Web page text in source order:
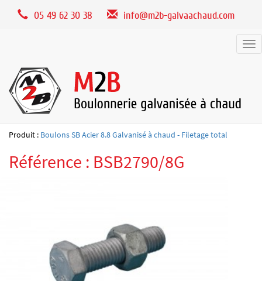
05 49 62 30 38 info@m2b-galvaachaud.com
Produit : Boulons SB Acier 8.8 Galvanisé à chaud - Filetage total
Référence : BSB2790/8G